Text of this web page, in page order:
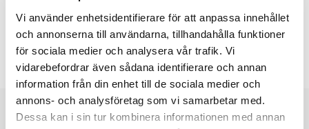
Vi använder enhetsidentifierare för att anpassa innehållet
och annonserna till användarna, tillhandahålla funktioner
för sociala medier och analysera vår trafik. Vi
vidarebefordrar även sådana identifierare och annan
information från din enhet till de sociala medier och
annons- och analysföretag som vi samarbetar med.
Dessa kan i sin tur kombinera informationen med annan
INFO INNAN DU ORDERAR